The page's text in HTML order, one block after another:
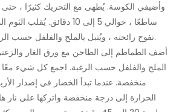
وأضيفي الكوسة. يُطهى مع التحريك كثيرًا ، حتى
ساطعًا ، حوالي 5 إلى 10
تفوح رائحته ، ويُتبل بالملح والفلفل حسب الرغبة ، ويُنقل إلى الطاجن.
أضف الطماطم إلى الطاجن مع ورق الغار والزعتر
الملح والفلفل حسب الرغبة. اجمع كل شيء
منخفضة. عندما تبدأ الخضار في إصدار
الحرارة إلى درجة منخفضة واتركها على نار